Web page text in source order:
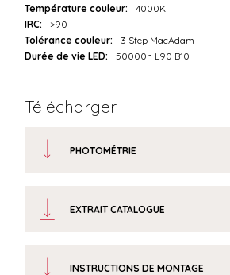
Température couleur:
4000K
IRC:
>90
Tolérance couleur:
3 Step MacAdam
Durée de vie LED:
50000h L90 B10
Télécharger
PHOTOMÉTRIE
EXTRAIT CATALOGUE
INSTRUCTIONS DE MONTAGE